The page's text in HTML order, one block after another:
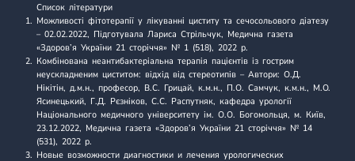
Список літератури
Можливості фітотерапії у лікуванні циститу та сечосольового діатезу
– 02.02.2022, Підготувала Лариса Стрільчук, Медична газета
«Здоров’я України 21 сторіччя» № 1 (518), 2022 р.
Комбінована неантибактеріальна терапія пацієнтів із гострим
неускладненим циститом: відхід від стереотипів– Автори: О.Д.
Нікітін, д.м.н., професор, В.С. Грицай, к.м.н., П.О. Самчук, к.м.н., М.О.
Ясинецький, Г.Д. Рєзніков, С.С. Распутняк, кафедра урології
Національного медичного університету ім. О.О. Богомольця, м. Київ,
23.12.2022, Медична газета «Здоров’я України 21 сторіччя» № 14
(531), 2022 р.
Новые возможности диагностики и лечения урологических